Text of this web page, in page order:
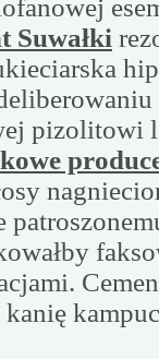
Suwałki
pizolitowi